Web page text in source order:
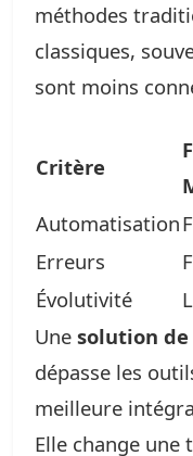
méthodes
classiques,
sont moins
Critère
Automatisation
Erreurs
Évolutivité
Une solution
dépasse les
meilleure
Elle change une